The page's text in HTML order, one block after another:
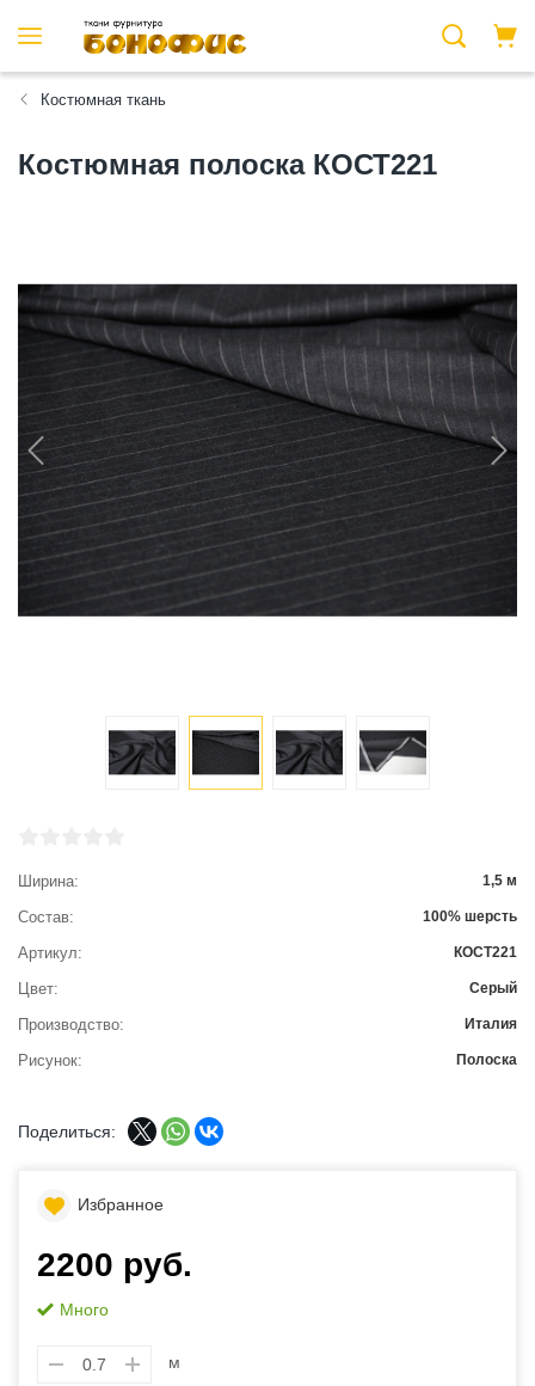
Костюмная ткань
Костюмная полоска КОСТ221
Ширина 1,5 м
Состав 100% шерсть
Артикул КОСТ221
Цвет Серый
Производство Италия
Рисунок Полоска
Поделиться:
Избранное
2200 руб.
Много
м